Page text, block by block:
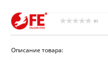
(0)
Описание товара: